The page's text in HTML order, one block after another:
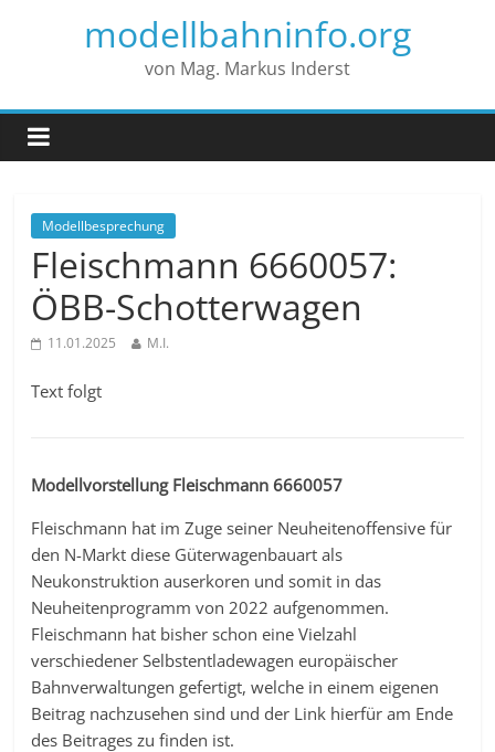
modellbahninfo.org
von Mag. Markus Inderst
Modellbesprechung
Fleischmann 6660057:
ÖBB-Schotterwagen
11.01.2025 M.I.
Text folgt
Modellvorstellung Fleischmann 6660057
Fleischmann hat im Zuge seiner Neuheitenoffensive für
den N-Markt diese Güterwagenbauart als
Neukonstruktion auserkoren und somit in das
Neuheitenprogramm von 2022 aufgenommen.
Fleischmann hat bisher schon eine Vielzahl
verschiedener Selbstentladewagen europäischer
Bahnverwaltungen gefertigt, welche in einem eigenen
Beitrag nachzusehen sind und der Link hierfür am Ende
des Beitrages zu finden ist.